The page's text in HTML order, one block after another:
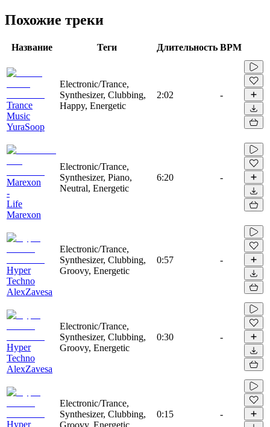
Похожие треки
Название Теги Длительность BPM
Trance
Music
YuraSoop
Electronic/Trance,
Synthesizer, Clubbing,
Happy, Energetic
2:02 -
Marexon
-
Life
Marexon
Electronic/Trance,
Synthesizer, Piano,
Neutral, Energetic
6:20 -
Hyper
Techno
AlexZavesa
Electronic/Trance,
Synthesizer, Clubbing,
Groovy, Energetic
0:57 -
Hyper
Techno
AlexZavesa
Electronic/Trance,
Synthesizer, Clubbing,
Groovy, Energetic
0:30 -
Hyper
Electronic/Trance,
Synthesizer, Clubbing,
Groovy, Energetic
0:15 -